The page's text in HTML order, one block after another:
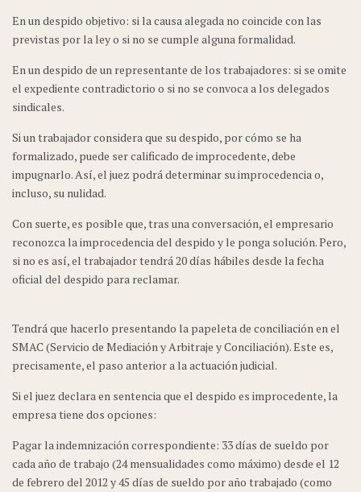
En un despido objetivo: si la causa alegada no coincide con las
previstas por la ley o si no se cumple alguna formalidad.
En un despido de un representante de los trabajadores: si se omite
el expediente contradictorio o si no se convoca a los delegados
sindicales.
Si un trabajador considera que su despido, por cómo se ha
formalizado, puede ser calificado de improcedente, debe
impugnarlo. Así, el juez podrá determinar su improcedencia o,
incluso, su nulidad.
Con suerte, es posible que, tras una conversación, el empresario
reconozca la improcedencia del despido y le ponga solución. Pero,
si no es así, el trabajador tendrá 20 días hábiles desde la fecha
oficial del despido para reclamar.
Tendrá que hacerlo presentando la papeleta de conciliación en el
SMAC (Servicio de Mediación y Arbitraje y Conciliación). Este es,
precisamente, el paso anterior a la actuación judicial.
Si el juez declara en sentencia que el despido es improcedente, la
empresa tiene dos opciones:
Pagar la indemnización correspondiente: 33 días de sueldo por
cada año de trabajo (24 mensualidades como máximo) desde el 12
de febrero del 2012 y 45 días de sueldo por año trabajado (como